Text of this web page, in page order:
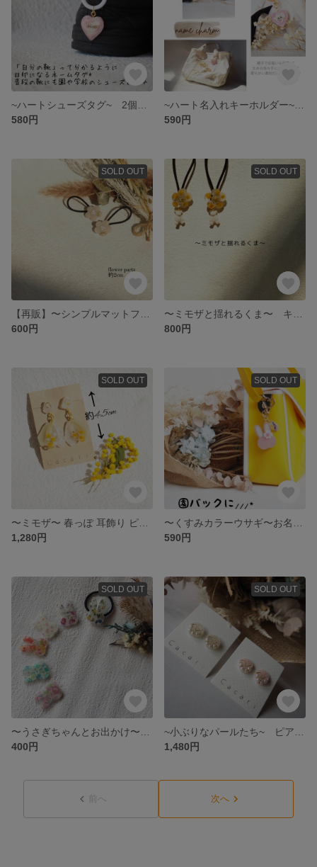
580円
590円
SOLD OUT
600円
SOLD OUT
800円
SOLD OUT
1,280円
SOLD OUT
590円
SOLD OUT
400円
SOLD OUT
1,480円
前へ 次へ